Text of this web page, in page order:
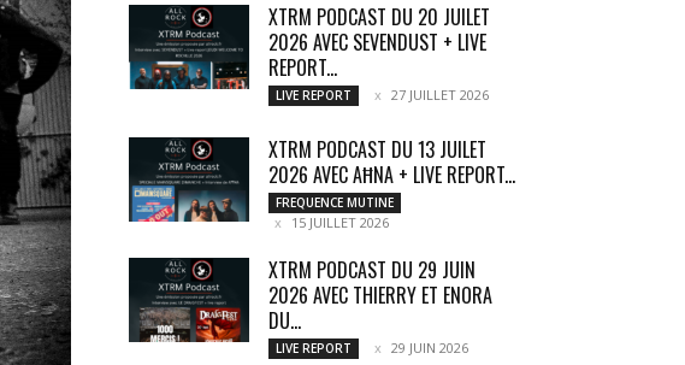
XTRM PODCAST DU 20 JUILET
2026 AVEC SEVENDUST + LIVE
REPORT...
LIVE REPORT 27 JUILLET 2026
XTRM PODCAST DU 13 JUILET
2026 AVEC AĦNA + LIVE REPORT...
FREQUENCE MUTINE
15 JUILLET 2026
XTRM PODCAST DU 29 JUIN
2026 AVEC THIERRY ET ENORA
DU...
LIVE REPORT 29 JUIN 2026